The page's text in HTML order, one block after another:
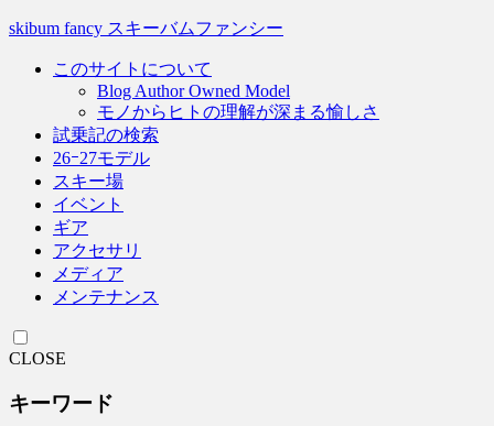
skibum fancy スキーバムファンシー
このサイトについて
Blog Author Owned Model
モノからヒトの理解が深まる愉しさ
試乗記の検索
26ｰ27モデル
スキー場
イベント
ギア
アクセサリ
メディア
メンテナンス
CLOSE
キーワード